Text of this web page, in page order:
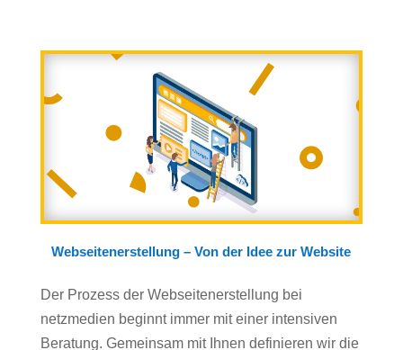
Webseitenerstellung – Von der Idee zur Website
Der Prozess der Webseitenerstellung bei
netzmedien beginnt immer mit einer intensiven
Beratung. Gemeinsam mit Ihnen definieren wir die